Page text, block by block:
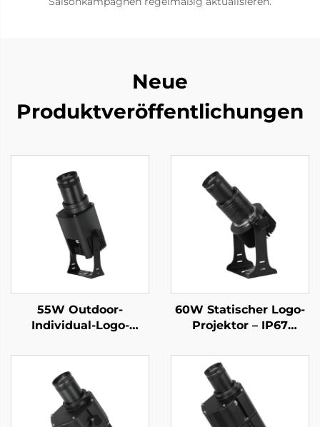
Neue
Produktveröffentlichungen
55W Outdoor-
Individual-Logo-
wasserdicht,
rotierendes Gobo-Licht
mit Fernbedienung für
Werbung und
Branding
60W Statischer Logo-
Projektor – IP67
Licht für
Geschäftswerbung
und Warnanzeigen